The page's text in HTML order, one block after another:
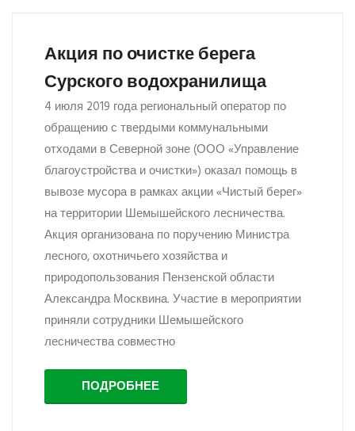
Акция по очистке берега
Сурского водохранилища
4 июля 2019 года региональный оператор по
обращению с твердыми коммунальными
отходами в Северной зоне (ООО «Управление
благоустройства и очистки») оказал помощь в
вывозе мусора в рамках акции «Чистый берег»
на территории Шемышейского лесничества.
Акция организована по поручению Министра
лесного, охотничьего хозяйства и
природопользования Пензенской области
Александра Москвина. Участие в мероприятии
приняли сотрудники Шемышейского
лесничества совместно
ПОДРОБНЕЕ